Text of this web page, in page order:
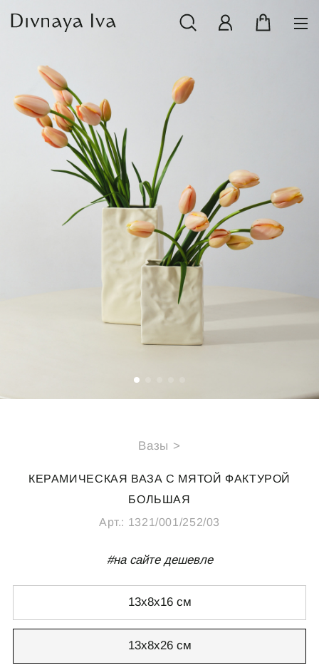
Вазы >
КЕРАМИЧЕСКАЯ ВАЗА С МЯТОЙ ФАКТУРОЙ
БОЛЬШАЯ
Арт.: 1321/001/252/03
#на сайте дешевле
13x8x16 см
13x8x26 см
НОВИНКИ
СМОТРЕТЬ ВСЕ
РАСПРОДАЖА
ПОСУДА И СЕРВИРОВКА
ТЕКСТИЛЬ ДЛЯ ДОМА
ДЕКОР ДЛЯ ДОМА
КОЛЛЕКЦИИ ПОСТЕЛЬНОГО БЕЛЬЯ
КОЛЛЕКЦИЯ ИЗ МАССИВА ДУБА
СПЕЦИАЛЬНЫЕ ПРЕДЛОЖЕНИЯ
ПОДАРОЧНАЯ КАРТА
Каталог
ПОКУПАТЕЛЯМ
Подарочная карта
Доставка
Оплата
Полезные статьи
КОНТАКТЫ